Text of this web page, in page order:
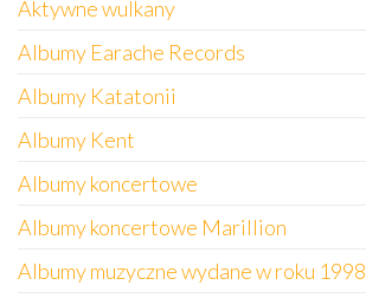
Aktywne wulkany
Albumy Earache Records
Albumy Katatonii
Albumy Kent
Albumy koncertowe
Albumy koncertowe Marillion
Albumy muzyczne wydane w roku 1998